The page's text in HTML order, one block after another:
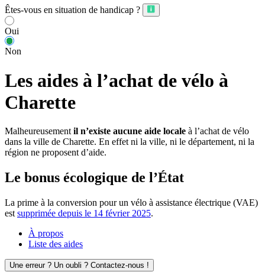
Êtes-vous en situation de handicap ?
Oui
Non
Les aides à l’achat de vélo à
Charette
Malheureusement il n’existe aucune aide locale à l’achat de vélo
dans la ville de Charette. En effet ni la ville, ni le département, ni la
région ne proposent d’aide.
Le bonus écologique de l’État
La prime à la conversion pour un vélo à assistance électrique (VAE)
est supprimée depuis le 14 février 2025.
À propos
Liste des aides
Une erreur ? Un oubli ? Contactez-nous !